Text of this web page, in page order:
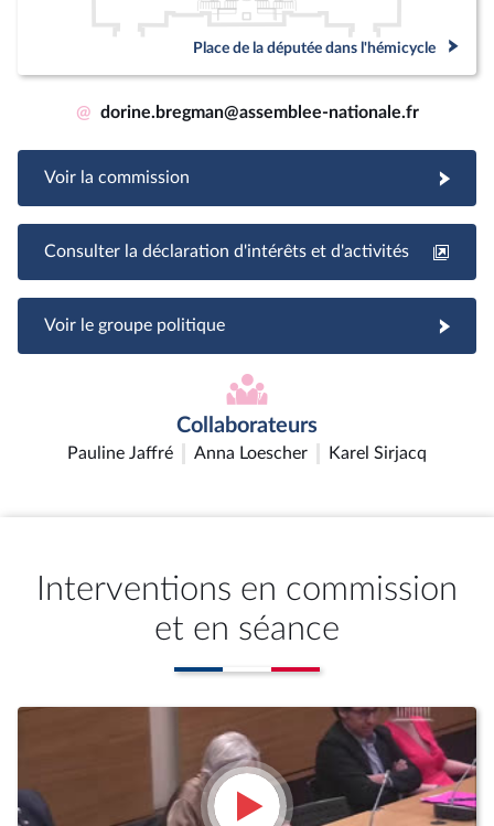
Place de la députée dans l'hémicycle
@ dorine.bregman@assemblee-nationale.fr
Voir la commission
Consulter la déclaration d'intérêts et d'activités
Voir le groupe politique
Collaborateurs
Pauline Jaffré Anna Loescher Karel Sirjacq
Interventions en commission
et en séance